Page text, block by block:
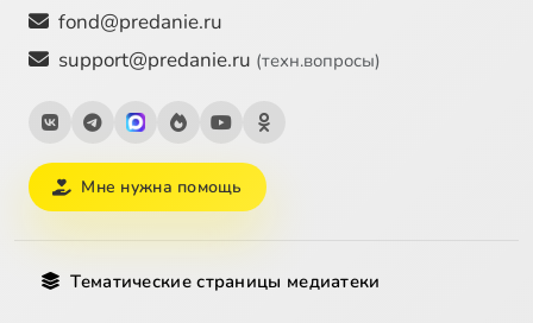
fond@predanie.ru
support@predanie.ru (техн.вопросы)
Мне нужна помощь
Тематические страницы медиатеки